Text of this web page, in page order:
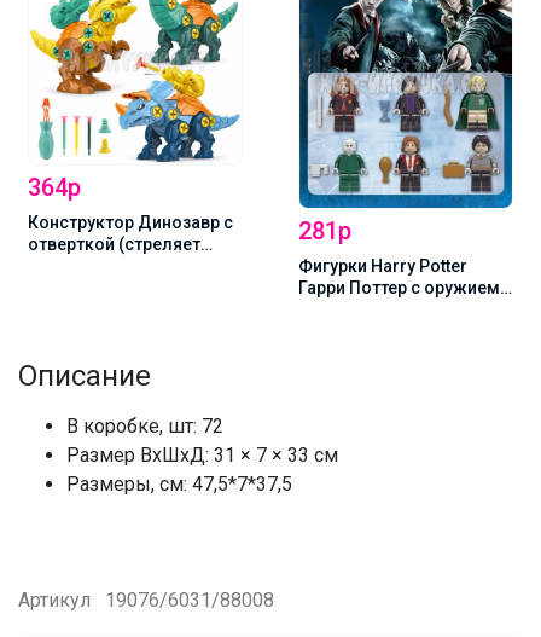
364р
Конструктор Динозавр с
отверткой (стреляет
281р
Фигурки Harry Potter
Гарри Поттер с оружием 6
Описание
В коробке, шт: 72
Размер ВхШхД: 31 × 7 × 33 см
Размеры, см: 47,5*7*37,5
Артикул 19076/6031/88008